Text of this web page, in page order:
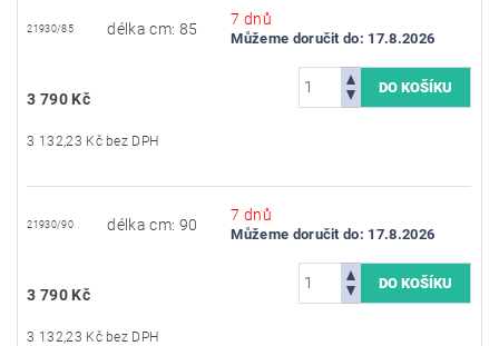
21930/85 délka cm: 85
7 dnů
Můžeme doručit do: 17.8.2026
3 790 Kč
3 132,23 Kč bez DPH
21930/90 délka cm: 90
7 dnů
Můžeme doručit do: 17.8.2026
3 790 Kč
3 132,23 Kč bez DPH